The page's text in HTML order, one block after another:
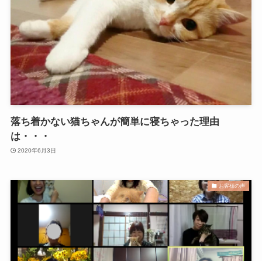
落ち着かない猫ちゃんが簡単に寝ちゃった理由
は・・・
2020年6月3日
お客様の声